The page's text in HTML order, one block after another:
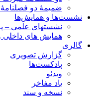
ضمیمۀ دو
نشست‌ها و همایش‌ها
نشستهای علمی –
همایش های داخلی
گالری
گزارش تصویری
پادکست‌ها
ویدئو
یاد مفاخر
نسخه و سند